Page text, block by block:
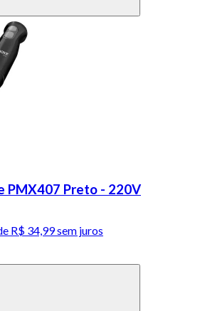
PMX407 Preto - 220V
R$ 34,99 sem juros